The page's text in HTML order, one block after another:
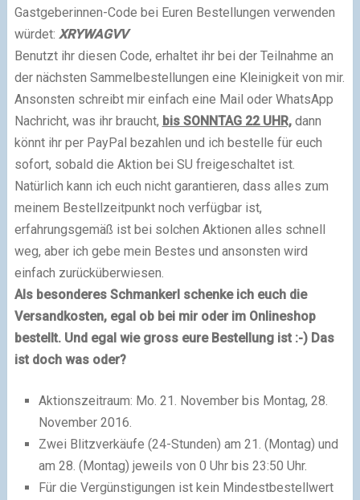
Gastgeberinnen-Code bei Euren Bestellungen verwenden
würdet: XRYWAGVV
Benutzt ihr diesen Code, erhaltet ihr bei der Teilnahme an
der nächsten Sammelbestellungen eine Kleinigkeit von mir.
Ansonsten schreibt mir einfach eine Mail oder WhatsApp
Nachricht, was ihr braucht, bis SONNTAG 22 UHR,dann
könnt ihr per PayPal bezahlen und ich bestelle für euch
sofort, sobald die Aktion bei SU freigeschaltet ist.
Natürlich kann ich euch nicht garantieren, dass alles zum
meinem Bestellzeitpunkt noch verfügbar ist,
erfahrungsgemäß ist bei solchen Aktionen alles schnell
weg, aber ich gebe mein Bestes und ansonsten wird
einfach zurücküberwiesen.
Als besonderes Schmankerl schenke ich euch die
Versandkosten, egal ob bei mir oder im Onlineshop
bestellt. Und egal wie gross eure Bestellung ist :-) Das
ist doch was oder?
Aktionszeitraum: Mo. 21. November bis Montag, 28.
November 2016.
Zwei Blitzverkäufe (24-Stunden) am 21. (Montag) und
am 28. (Montag) jeweils von 0 Uhr bis 23:50 Uhr.
Für die Vergünstigungen ist kein Mindestbestellwert